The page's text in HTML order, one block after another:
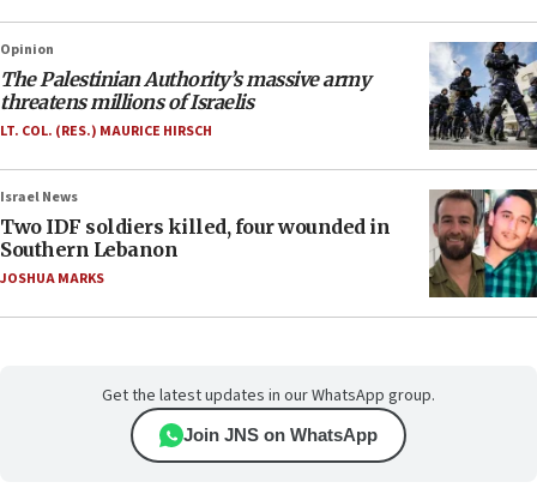
Opinion
The Palestinian Authority’s massive army
threatens millions of Israelis
LT. COL. (RES.) MAURICE HIRSCH
Israel News
Two IDF soldiers killed, four wounded in
Southern Lebanon
JOSHUA MARKS
Get the latest updates in our WhatsApp group.
Join JNS on WhatsApp